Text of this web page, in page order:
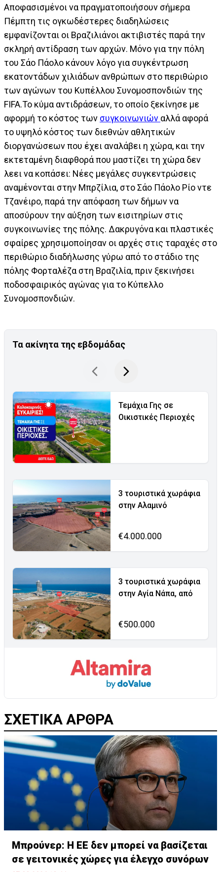
Αποφασισμένοι να πραγματοποιήσουν σήμερα
Πέμπτη τις ογκωδέστερες διαδηλώσεις
εμφανίζονται οι Βραζιλιάνοι ακτιβιστές παρά την
σκληρή αντίδραση των αρχών. Μόνο για την πόλη
του Σάο Πάολο κάνουν λόγο για συγκέντρωση
εκατοντάδων χιλιάδων ανθρώπων στο περιθώριο
των αγώνων του Κυπέλλου Συνομοσπονδιών της
FIFA.Το κύμα αντιδράσεων, το οποίο ξεκίνησε με
αφορμή το κόστος των συγκοινωνιών αλλά αφορά
το υψηλό κόστος των διεθνών αθλητικών
διοργανώσεων που έχει αναλάβει η χώρα, και την
εκτεταμένη διαφθορά που μαστίζει τη χώρα δεν
λεει να κοπάσει: Νέες μεγάλες συγκεντρώσεις
αναμένονται στην Μπρζίλια, στο Σάο Πάολο Ρίο ντε
Τζανέιρο, παρά την απόφαση των δήμων να
αποσύρουν την αύξηση των εισιτηρίων στις
συγκοινωνίες της πόλης. Δακρυγόνα και πλαστικές
σφαίρες χρησιμοποίησαν οι αρχές στις ταραχές στο
περιθώριο διαδήλωσης γύρω από το στάδιο της
πόλης Φορταλέζα στη Βραζιλία, πριν ξεκινήσει
ποδοσφαιρικός αγώνας για το Κύπελλο
Συνομοσπονδιών.
Τα ακίνητα της εβδομάδας
Τεμάχια Γης σε
Οικιστικές Περιοχές
3 τουριστικά χωράφια
στην Αλαμινό
€4.000.000
3 τουριστικά χωράφια
στην Αγία Νάπα, από
€500.000
ΣΧΕΤΙΚΑ ΑΡΘΡΑ
Μπρούνερ: Η ΕΕ δεν μπορεί να βασίζεται
σε γειτονικές χώρες για έλεγχο συνόρων